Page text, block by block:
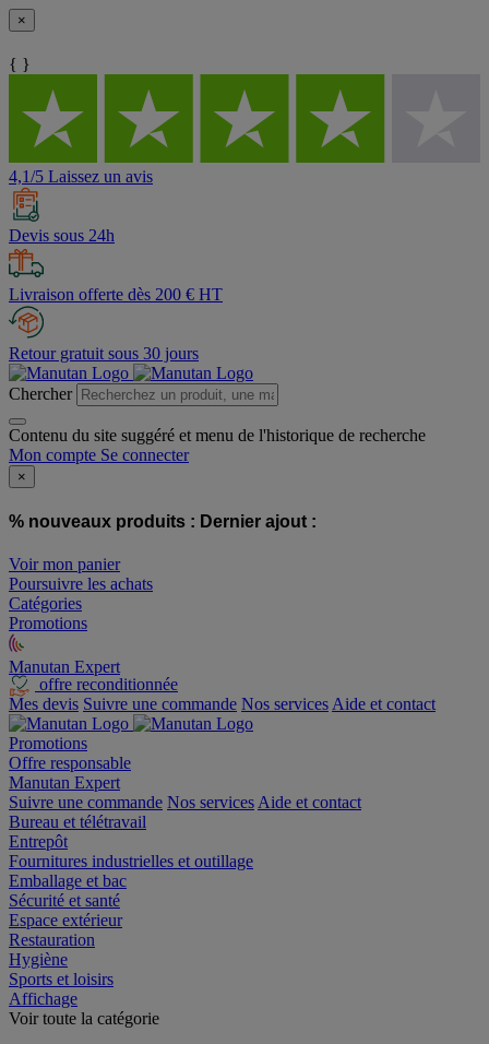
×
{ }
4,1/5 Laissez un avis
Devis sous 24h
Livraison offerte dès 200 € HT
Retour gratuit sous 30 jours
Chercher
Contenu du site suggéré et menu de l'historique de recherche
Mon compte Se connecter
×
% nouveaux produits : Dernier ajout :
Voir mon panier
Poursuivre les achats
Catégories
Promotions
Manutan Expert
offre reconditionnée
Mes devis Suivre une commande Nos services Aide et contact
Promotions
Offre responsable
Manutan Expert
Suivre une commande Nos services Aide et contact
Bureau et télétravail
Entrepôt
Fournitures industrielles et outillage
Emballage et bac
Sécurité et santé
Espace extérieur
Restauration
Hygiène
Sports et loisirs
Affichage
Voir toute la catégorie